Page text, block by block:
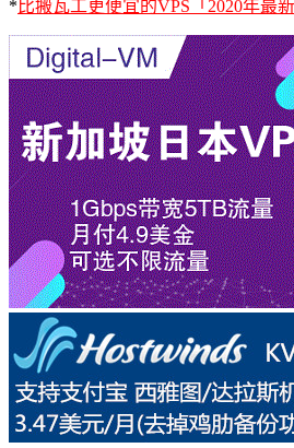
* 比搬瓦工更便宜的VPS「2020年最新